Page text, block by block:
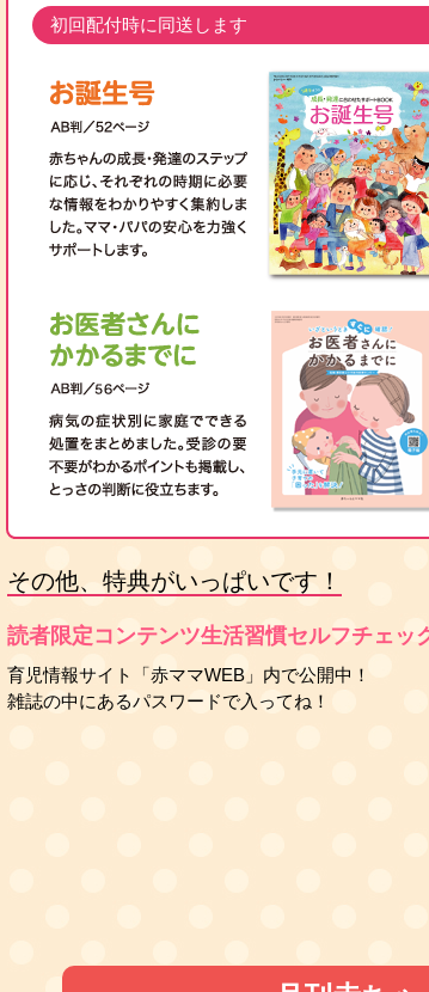
初回配付時に同送します
その他、特典がいっぱいです！
読者限定コンテンツ生活習慣セルフチェッ
育児情報サイト「赤ママWEB」内で公開中！
雑誌の中にあるパスワードで入ってね！